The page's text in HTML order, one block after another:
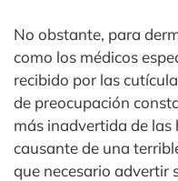
No obstante, para
como los médicos
recibido por las
de preocupación
más inadvertida de las
causante de una
que necesario advertir